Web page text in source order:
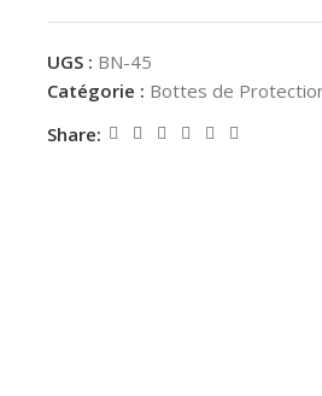
UGS : BN-45
Catégorie : Bottes de
Share: